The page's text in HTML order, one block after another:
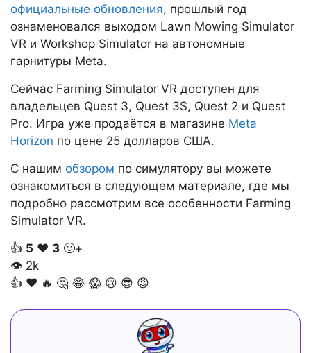
официальные обновления, прошлый год
ознаменовался выходом Lawn Mowing Simulator
VR и Workshop Simulator на автономные
гарнитуры Meta.
Сейчас Farming Simulator VR доступен для
владельцев Quest 3, Quest 3S, Quest 2 и Quest
Pro. Игра уже продаётся в магазине Meta
Horizon по цене 25 долларов США.
С нашим обзором по симулятору вы можете
ознакомиться в следующем материале, где мы
подробно рассмотрим все особенности Farming
Simulator VR.
👍 5 ❤️ 3 🙂+
👁 2k
👍 ❤️ 🔥 🤔 😂 😱 😢 😎 😡